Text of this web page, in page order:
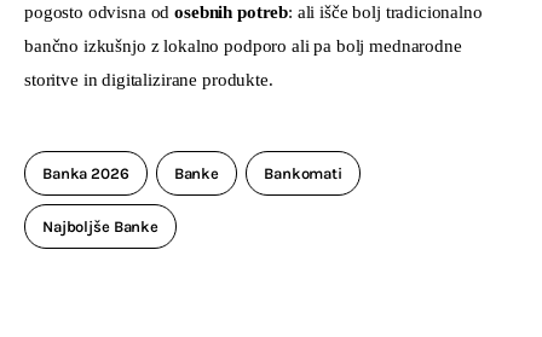
pogosto odvisna od osebnih potreb: ali išče bolj tradicionalno
bančno izkušnjo z lokalno podporo ali pa bolj mednarodne
storitve in digitalizirane produkte.
Banka 2026 Banke Bankomati
Najboljše Banke